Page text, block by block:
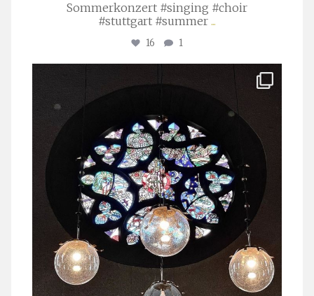
Sommerkonzert #singing #choir
#stuttgart #summer ...
16 1
Apr. 1